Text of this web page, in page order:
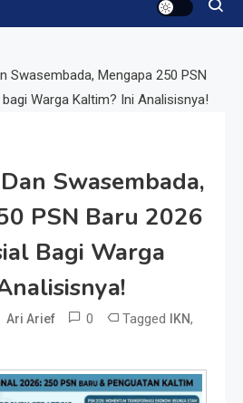
Swasembada, Mengapa 250 PSN
Warga Kaltim? Ini Analisisnya!
Swasembada,
PSN Baru 2026
Bagi Warga
Ari Arief 0 Tagged IKN,